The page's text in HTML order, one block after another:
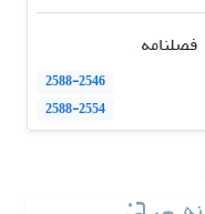
فصلنامه
2588-2546
2588-2554